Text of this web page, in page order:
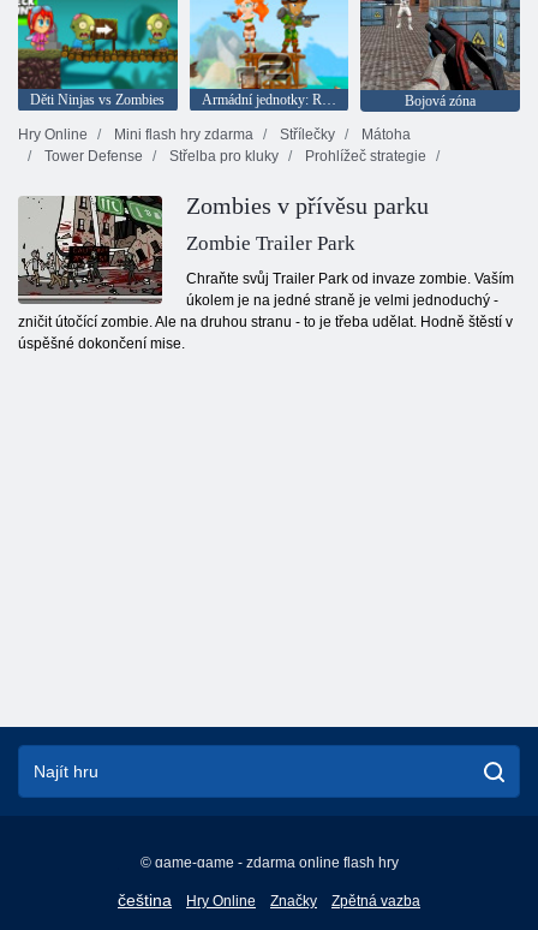
Děti Ninjas vs Zombies Armádní jednotky: Resistance
Bojová zóna
Hry Online
Mini flash hry zdarma Střílečky
Mátoha
Tower Defense
Střelba pro kluky Prohlížeč strategie
Zombies v přívěsu parku
Zombie Trailer Park
Chraňte svůj Trailer Park od invaze zombie. Vaším
úkolem je na jedné straně je velmi jednoduchý -
zničit útočící zombie. Ale na druhou stranu - to je třeba udělat. Hodně štěstí v
úspěšné dokončení mise.
© game-game - zdarma online flash hry
čeština
English
Hry Online Značky Zpětná vazba